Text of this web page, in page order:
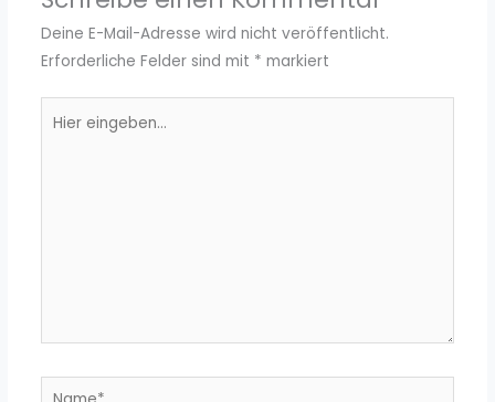
Deine E-Mail-Adresse wird nicht veröffentlicht.
Erforderliche Felder sind mit * markiert
eingeben…
Name*